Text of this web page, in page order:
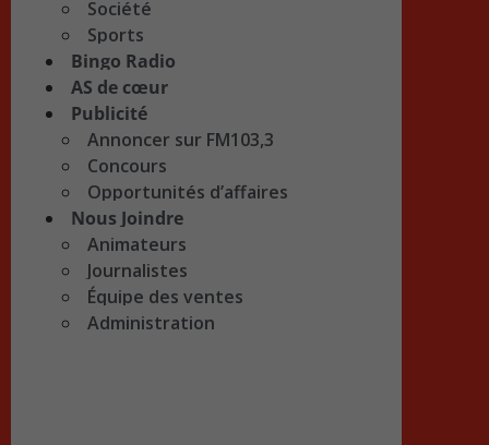
Société
Sports
Bingo Radio
AS de cœur
Publicité
Annoncer sur FM103,3
Concours
Opportunités d’affaires
Nous Joindre
Animateurs
Journalistes
Équipe des ventes
Administration